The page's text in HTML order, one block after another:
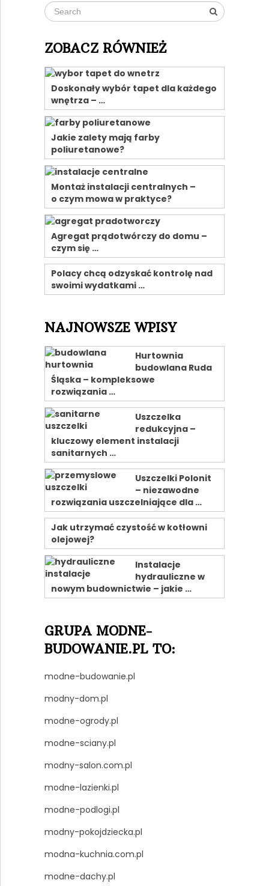
ZOBACZ RÓWNIEŻ
Doskonały wybór tapet dla każdego
wnętrza – …
Jakie zalety mają farby
poliuretanowe?
Montaż instalacji centralnych –
o czym mowa w praktyce?
Agregat prądotwórczy do domu –
czym się …
Polacy chcą odzyskać kontrolę nad
swoimi wydatkami …
NAJNOWSZE WPISY
Hurtownia
budowlana Ruda
Śląska – kompleksowe
rozwiązania …
Uszczelka
redukcyjna –
kluczowy element instalacji
sanitarnych …
Uszczelki Polonit
– niezawodne
rozwiązania uszczelniające dla …
Jak utrzymać czystość w kotłowni
olejowej?
Instalacje
hydrauliczne w
nowym budownictwie – jakie …
GRUPA MODNE-
BUDOWANIE.PL TO:
modne-budowanie.pl
modny-dom.pl
modne-ogrody.pl
modne-sciany.pl
modny-salon.com.pl
modne-lazienki.pl
modne-podlogi.pl
modny-pokojdziecka.pl
modna-kuchnia.com.pl
modne-dachy.pl